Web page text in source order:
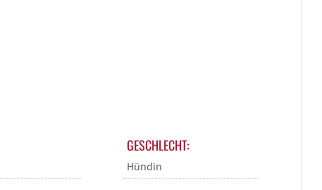
GESCHLECHT:
Hündin